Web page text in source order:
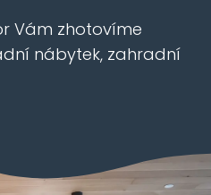
Vám zhotovíme
nábytek, zahradní